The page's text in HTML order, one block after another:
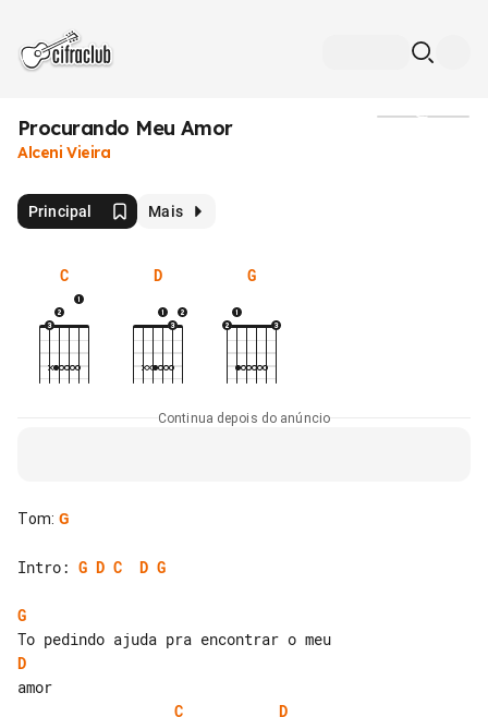
Procurando Meu Amor
Alceni Vieira
Principal Mais
C D G
Continua depois do anúncio
Tom: G
Intro: G D C D G
G
D
C
D